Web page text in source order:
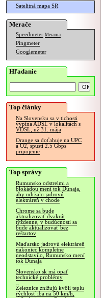
Satelitná mapa SR
Merače
Speedmeter Merania
Pingmeter
Googlemeter
Hľadanie
Top články
Na Slovensku sa v tichosti
vypína ADSL v lokalitách s
VDSL, už 31. mája
Orange sa doťahuje na UPC
a O2, spustí 2.5 Gbps
pripojenie
Top správy
Rumunsko odstrelmi a
blokádou mení tok Dunaja,
aby udržalo jadrovú
elektráreň v chode
Chrome sa bude
aktualizovať dvakrát
týždenne, v budúcnosti sa
bude aktualizovať bez
reštartov
Maďarsko jadrovú elektráreň
nakoniec kompletne
neodstavilo, Rumunsko mení
tok Dunaja
Slovensko.sk má opäť
technické problémy
Železnice znižujú kvôli teplu
rýchlosť iba na 50 km/h,